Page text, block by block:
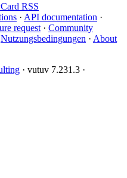
RSS
· API documentation ·
request · Community
Nutzungsbedingungen · About
· vutuv 7.231.3 ·